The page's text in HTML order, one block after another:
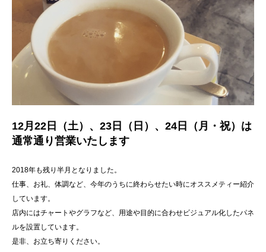
12月22日（土）、23日（日）、24日（月・祝）は
通常通り営業いたします
2018年も残り半月となりました。
仕事、お礼、体調など、今年のうちに終わらせたい時にオススメティー紹介
しています。
店内にはチャートやグラフなど、用途や目的に合わせビジュアル化したパネ
ルを設置しています。
是非、お立ち寄りください。